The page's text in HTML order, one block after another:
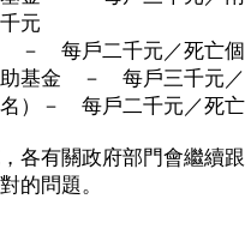
元
－ 每戶二千元／死亡
助基金 － 每戶三千元
名）－ 每戶二千元／死
有關政府部門會繼續跟
的問題。